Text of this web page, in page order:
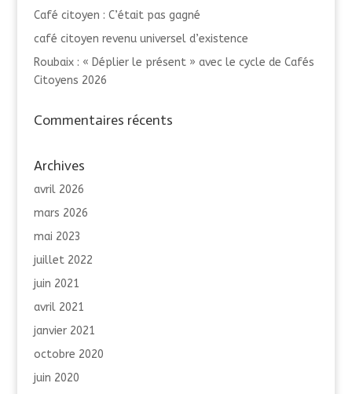
Café citoyen : C’était pas gagné
café citoyen revenu universel d’existence
Roubaix : « Déplier le présent » avec le cycle de Cafés
Citoyens 2026
Commentaires récents
Archives
avril 2026
mars 2026
mai 2023
juillet 2022
juin 2021
avril 2021
janvier 2021
octobre 2020
juin 2020